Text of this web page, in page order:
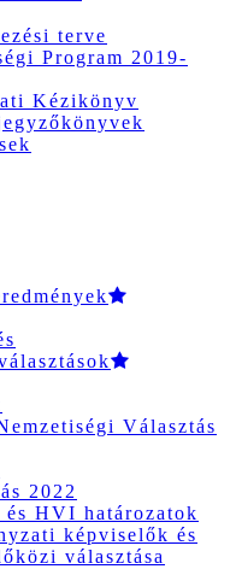
terve
Program 2019-
Kézikönyv
Választás
2022
HVI határozatok
képviselők és
választása